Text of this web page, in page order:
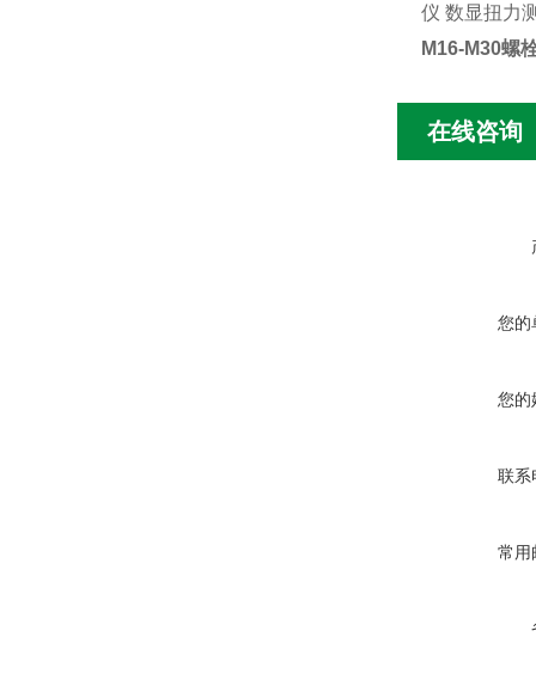
仪 数显扭力
M16-M30螺
在线咨询
您的
您的
联系
常用